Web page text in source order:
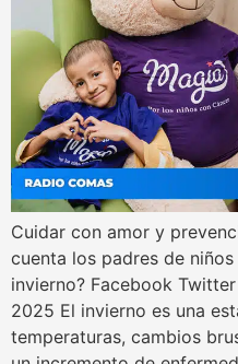
Cuidar con amor y
cuenta los padres de
invierno? Facebook
2025 El invierno es una
temperaturas, cambios